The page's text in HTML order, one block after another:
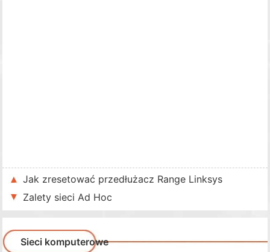
Jak zresetować przedłużacz Range Linksys
Zalety sieci Ad Hoc
Sieci komputerowe